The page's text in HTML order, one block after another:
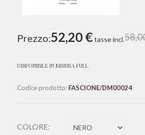
Prezzo:52,20 €tasse incl.
DISPONIBILE IN MISURA FULL
Codice prodotto: FASCIONE/DM00024
COLORE: